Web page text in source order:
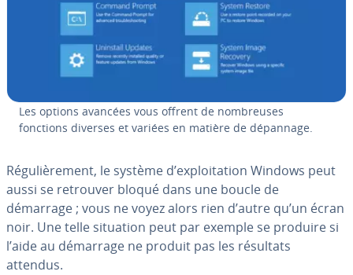
Les options avancées vous offrent de nom­breuses
fonctions diverses et variées en matière de dépannage.
Ré­gu­liè­re­ment, le système d’ex­ploi­ta­tion Windows peut
aussi se retrouver bloqué dans une boucle de
démarrage ; vous ne voyez alors rien d’autre qu’un écran
noir. Une telle situation peut par exemple se produire si
l’aide au démarrage ne produit pas les résultats
attendus.